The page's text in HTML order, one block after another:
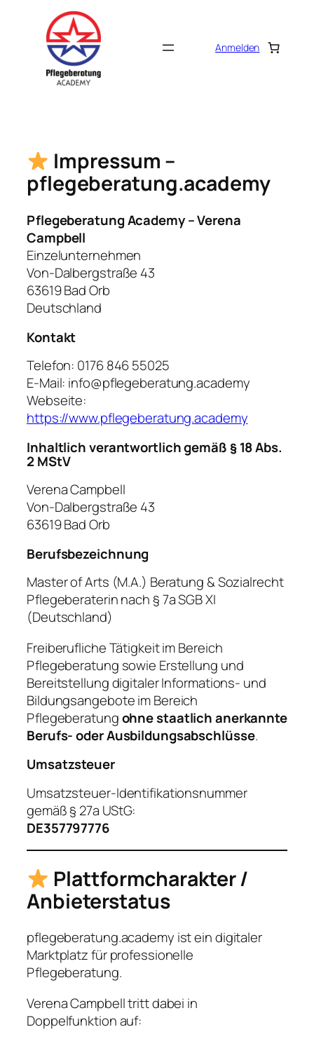
springen
Anmelden
Impressum –
pflegeberatung.academy
Pflegeberatung Academy – Verena
Campbell
Einzelunternehmen
Von-Dalbergstraße 43
63619 Bad Orb
Deutschland
Kontakt
Telefon: 0176 846 55025
E-Mail: info@pflegeberatung.academy
Webseite:
https://www.pflegeberatung.academy
Inhaltlich verantwortlich gemäß § 18 Abs.
2 MStV
Verena Campbell
Von-Dalbergstraße 43
63619 Bad Orb
Berufsbezeichnung
Master of Arts (M.A.) Beratung & Sozialrecht
Pflegeberaterin nach § 7a SGB XI
(Deutschland)
Freiberufliche Tätigkeit im Bereich
Pflegeberatung sowie Erstellung und
Bereitstellung digitaler Informations- und
Bildungsangebote im Bereich
Pflegeberatungohne staatlich anerkannte
Berufs- oder Ausbildungsabschlüsse.
Umsatzsteuer
Umsatzsteuer-Identifikationsnummer
gemäß § 27a UStG:
DE357797776
Plattformcharakter /
Anbieterstatus
pflegeberatung.academy ist ein digitaler
Marktplatz für professionelle
Pflegeberatung.
Verena Campbell tritt dabei in
Doppelfunktion auf: